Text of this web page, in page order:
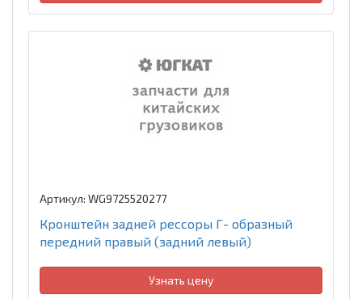
Артикул: WG9725520277
Кронштейн задней рессоры Г- образный
передний правый (задний левый)
Узнать цену